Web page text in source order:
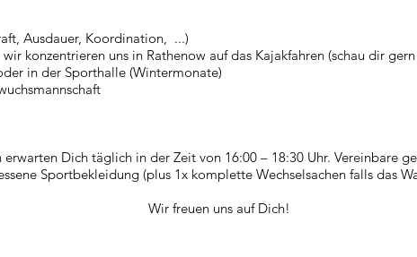
Ausdauer, Koordination, ...)
konzentrieren uns in Rathenow auf das Kajakfahren (schau dir
in der Sporthalle (Wintermonate)
Dich täglich in der Zeit von 16:00 – 18:30 Uhr. Vereinbare
Sportbekleidung (plus 1x komplette Wechselsachen falls das
Wir freuen uns auf Dich!